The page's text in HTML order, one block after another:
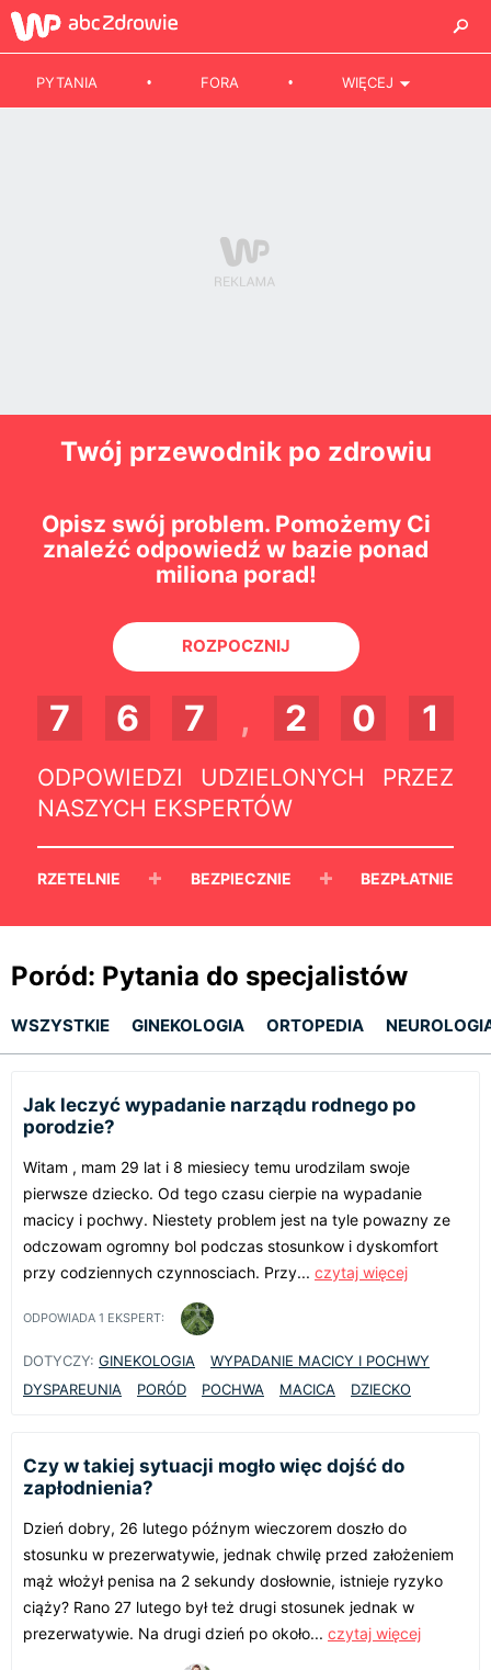
PYTANIA FORA WIĘCEJ
Twój przewodnik po zdrowiu
Opisz swój problem. Pomożemy Ci
znaleźć odpowiedź w bazie ponad
miliona porad!
ROZPOCZNIJ
7 6 7 , 2 0 1
ODPOWIEDZI UDZIELONYCH PRZEZ
NASZYCH EKSPERTÓW
RZETELNIE + BEZPIECZNIE + BEZPŁATNIE
Poród: Pytania do specjalistów
WSZYSTKIE GINEKOLOGIA ORTOPEDIA
Jak leczyć wypadanie narządu rodnego po
porodzie?
Witam , mam 29 lat i 8 miesiecy temu urodzilam swoje
pierwsze dziecko. Od tego czasu cierpie na wypadanie
macicy i pochwy. Niestety problem jest na tyle powazny ze
odczowam ogromny bol podczas stosunkow i dyskomfort
przy codziennych czynnosciach. Przy... czytaj więcej
ODPOWIADA 1 EKSPERT:
DOTYCZY: GINEKOLOGIA
WYPADANIE MACICY I POCHWY
DYSPAREUNIA
PORÓD POCHWA MACICA DZIECKO
Czy w takiej sytuacji mogło więc dojść do
zapłodnienia?
Dzień dobry, 26 lutego późnym wieczorem doszło do
stosunku w prezerwatywie, jednak chwilę przed założeniem
mąż włożył penisa na 2 sekundy dosłownie, istnieje ryzyko
ciąży? Rano 27 lutego był też drugi stosunek jednak w
prezerwatywie. Na drugi dzień po około... czytaj więcej